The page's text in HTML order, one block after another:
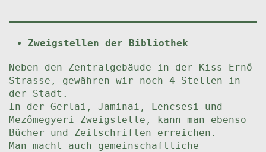
Zweigstellen der Bibliothek
Neben den Zentralgebäude in der Kiss Ernő
Strasse, gewähren wir noch 4 Stellen in
der Stadt.
In der Gerlai, Jaminai, Lencsesi und
Mezőmegyeri Zweigstelle, kann man ebenso
Bücher und Zeitschriften erreichen.
Man macht auch gemeinschaftliche